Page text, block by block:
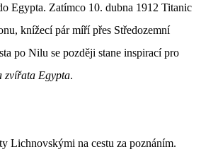
Egypta. Zatímco 10. dubna 1912 Titanic
knížecí pár míří přes Středozemní
po Nilu se později stane inspirací pro
zvířata Egypta.
Lichnovskými na cestu za poznáním.